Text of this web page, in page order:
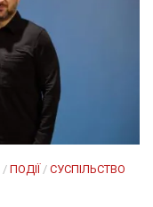
/ ПОДІЇ/ СУСПІЛЬСТВО